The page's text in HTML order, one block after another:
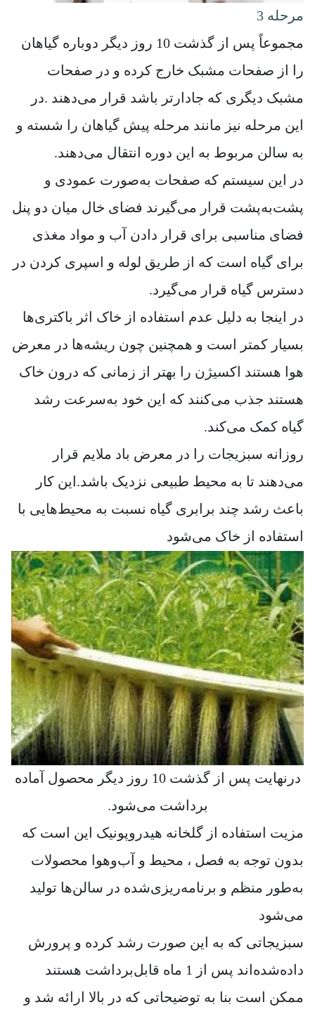
مرحله 3
مجموعاً پس از گذشت 10 روز دیگر دوباره گیاهان
را از صفحات مشبک خارج کرده و در صفحات
مشبک دیگری که جادارتر باشد قرار می‌دهند .در
این مرحله نیز مانند مرحله پیش گیاهان را شسته و
به سالن مربوط به این دوره انتقال می‌دهند.
در این سیستم که صفحات به‌صورت عمودی و
پشت‌به‌پشت قرار می‌گیرند فضای خال میان دو پنل
فضای مناسبی برای قرار دادن آب و مواد مغذی
برای گیاه است که از طریق لوله و اسپری کردن در
دسترس گیاه قرار می‌گیرد.
در اینجا به دلیل عدم استفاده از خاک اثر باکتری‌ها
بسیار کمتر است و همچنین چون ریشه‌ها در معرض
هوا هستند اکسیژن را بهتر از زمانی که درون خاک
هستند جذب می‌کنند که این خود به‌سرعت رشد
گیاه کمک می‌کند.
روزانه سبزیجات را در معرض باد ملایم قرار
می‌دهند تا به محیط طبیعی نزدیک باشد.این کار
باعث رشد چند برابری گیاه نسبت به محیط‌هایی با
استفاده از خاک می‌شود
درنهایت پس از گذشت 10 روز دیگر محصول آماده
برداشت می‌شود.
مزیت استفاده از گلخانه هیدروپونیک این است که
بدون توجه به فصل ، محیط و آب‌وهوا محصولات
به‌طور منظم و برنامه‌ریزی‌شده در سالن‌ها تولید
می‌شود
سبزیجاتی که به این صورت رشد کرده و پرورش
داده‌شده‌اند پس از 1 ماه قابل‌برداشت هستند
ممکن است بنا به توضیحاتی که در بالا ارائه شد و